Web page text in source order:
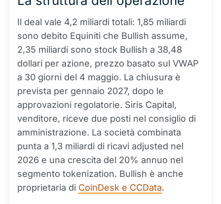
Il deal vale 4,2 miliardi totali: 1,85 miliardi
sono debito Equiniti che Bullish assume,
2,35 miliardi sono stock Bullish a 38,48
dollari per azione, prezzo basato sul VWAP
a 30 giorni del 4 maggio. La chiusura è
prevista per gennaio 2027, dopo le
approvazioni regolatorie. Siris Capital,
venditore, riceve due posti nel consiglio di
amministrazione. La società combinata
punta a 1,3 miliardi di ricavi adjusted nel
2026 e una crescita del 20% annuo nel
segmento tokenization. Bullish è anche
proprietaria di CoinDesk e CCData.